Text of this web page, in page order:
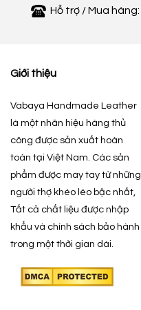
Hỗ trợ / Mua hàng:
Giới thiệu
Vabaya Handmade Leather
là một nhãn hiệu hàng thủ
công được sản xuất hoàn
toàn tại Việt Nam. Các sản
phẩm được may tay từ những
người thợ khéo léo bậc nhất,
Tất cả chất liệu được nhập
khẩu và chính sách bảo hành
trong một thời gian dài.